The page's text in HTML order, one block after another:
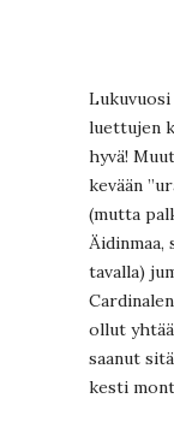
Lukuvuosi
luettujen
hyvä!
kevään
(mutta
Äidinmaa,
tavalla)
ollut
saanut
kesti